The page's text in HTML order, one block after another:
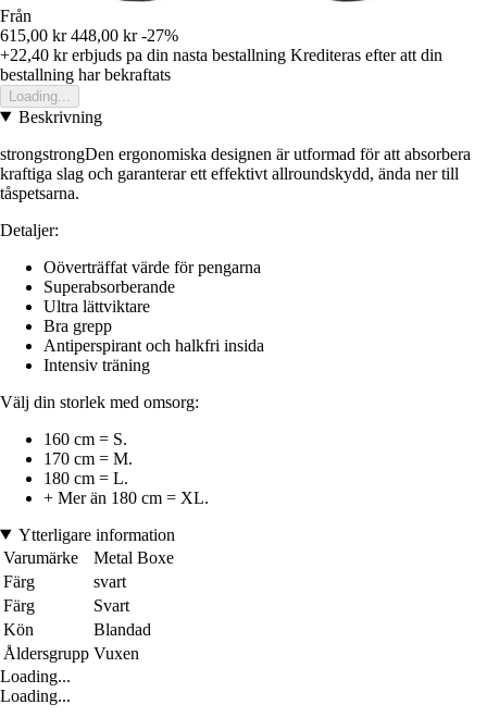
Från
615,00 kr 448,00 kr -27%
+22,40 krerbjuds pa din nasta bestallning Krediteras efter att din
bestallning har bekraftats
Loading...
Beskrivning
strongstrongDen ergonomiska designen är utformad för att absorbera
kraftiga slag och garanterar ett effektivt allroundskydd, ända ner till
tåspetsarna.
Detaljer:
Oöverträffat värde för pengarna
Superabsorberande
Ultra lättviktare
Bra grepp
Antiperspirant och halkfri insida
Intensiv träning
Välj din storlek med omsorg:
160 cm = S.
170 cm = M.
180 cm = L.
+ Mer än 180 cm = XL.
Ytterligare information
Varumärke
Metal Boxe
Färg
svart
Färg
Svart
Kön
Blandad
Åldersgrupp Vuxen
Loading...
Loading...